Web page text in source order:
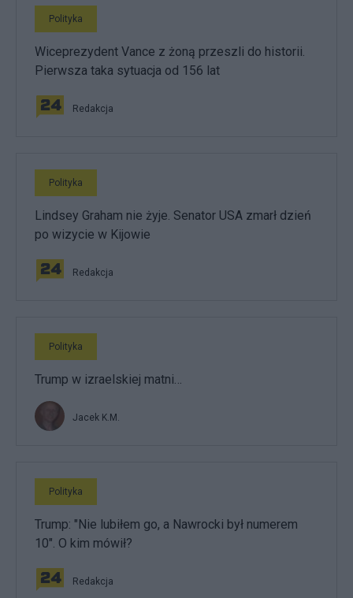
Polityka
Wiceprezydent Vance z żoną przeszli do historii.
Pierwsza taka sytuacja od 156 lat
Redakcja
Polityka
Lindsey Graham nie żyje. Senator USA zmarł dzień
po wizycie w Kijowie
Redakcja
Polityka
Trump w izraelskiej matni…
Jacek K.M.
Polityka
Trump: "Nie lubiłem go, a Nawrocki był numerem
10". O kim mówił?
Redakcja